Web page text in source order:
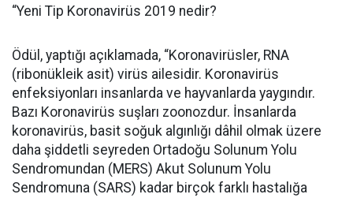
“Yeni Tip Koronavirüs 2019 nedir?
Ödül, yaptığı açıklamada, “Koronavirüsler, RNA
(ribonükleik asit) virüs ailesidir. Koronavirüs
enfeksiyonları insanlarda ve hayvanlarda yaygındır.
Bazı Koronavirüs suşları zoonozdur. İnsanlarda
koronavirüs, basit soğuk algınlığı dâhil olmak üzere
daha şiddetli seyreden Ortadoğu Solunum Yolu
Sendromundan (MERS) Akut Solunum Yolu
Sendromuna (SARS) kadar birçok farklı hastalığa